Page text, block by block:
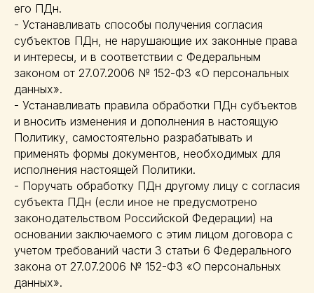
его ПДн.
- Устанавливать способы получения согласия
субъектов ПДн, не нарушающие их законные права
и интересы, и в соответствии с Федеральным
законом от 27.07.2006 № 152-ФЗ «О персональных
данных».
- Устанавливать правила обработки ПДн субъектов
и вносить изменения и дополнения в настоящую
Политику, самостоятельно разрабатывать и
применять формы документов, необходимых для
исполнения настоящей Политики.
- Поручать обработку ПДн другому лицу с согласия
субъекта ПДн (если иное не предусмотрено
законодательством Российской Федерации) на
основании заключаемого с этим лицом договора с
учетом требований части 3 статьи 6 Федерального
закона от 27.07.2006 № 152-ФЗ «О персональных
данных».